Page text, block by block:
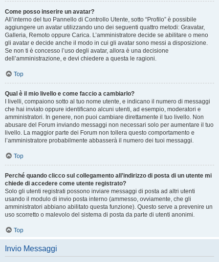
Come posso inserire un avatar?
All’interno del tuo Pannello di Controllo Utente, sotto “Profilo” è possibile
aggiungere un avatar utilizzando uno dei seguenti quattro metodi: Gravatar,
Galleria, Remoto oppure Carica. L’amministratore decide se abilitare o meno
gli avatar e decide anche il modo in cui gli avatar sono messi a disposizione.
Se non ti è concesso l’uso degli avatar, allora è una decisione
dell’amministrazione, e devi chiedere a questa le ragioni.
Top
Qual è il mio livello e come faccio a cambiarlo?
I livelli, compaiono sotto al tuo nome utente, e indicano il numero di messaggi
che hai inviato oppure identificano alcuni utenti, ad esempio, moderatori e
amministratori. In genere, non puoi cambiare direttamente il tuo livello. Non
abusare del Forum inviando messaggi non necessari solo per aumentare il tuo
livello. La maggior parte dei Forum non tollera questo comportamento e
l’amministratore probabilmente abbasserà il numero dei tuoi messaggi.
Top
Perché quando clicco sul collegamento all’indirizzo di posta di un utente mi
chiede di accedere come utente registrato?
Solo gli utenti registrati possono inviare messaggi di posta ad altri utenti
usando il modulo di invio posta interno (ammesso, ovviamente, che gli
amministratori abbiano abilitato questa funzione). Questo serve a prevenire un
uso scorretto o malevolo del sistema di posta da parte di utenti anonimi.
Top
Invio Messaggi